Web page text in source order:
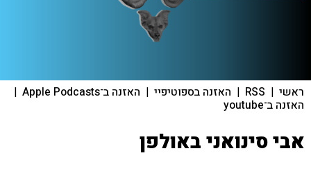
ראשי |
RSS
| האזנה בספוטיפיי | האזנה ב־Apple Podcasts |
האזנה ב־youtube
אבי סינואני באולפן